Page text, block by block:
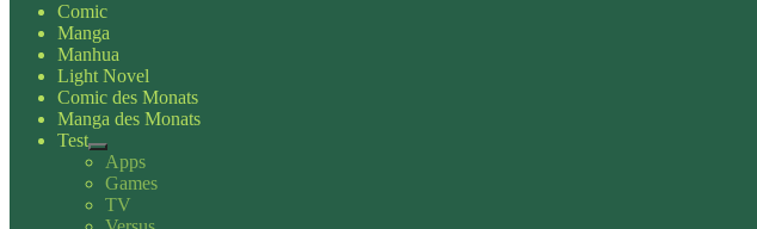
Comic
Manga
Manhua
Light Novel
Comic des Monats
Manga des Monats
Test
Apps
Games
TV